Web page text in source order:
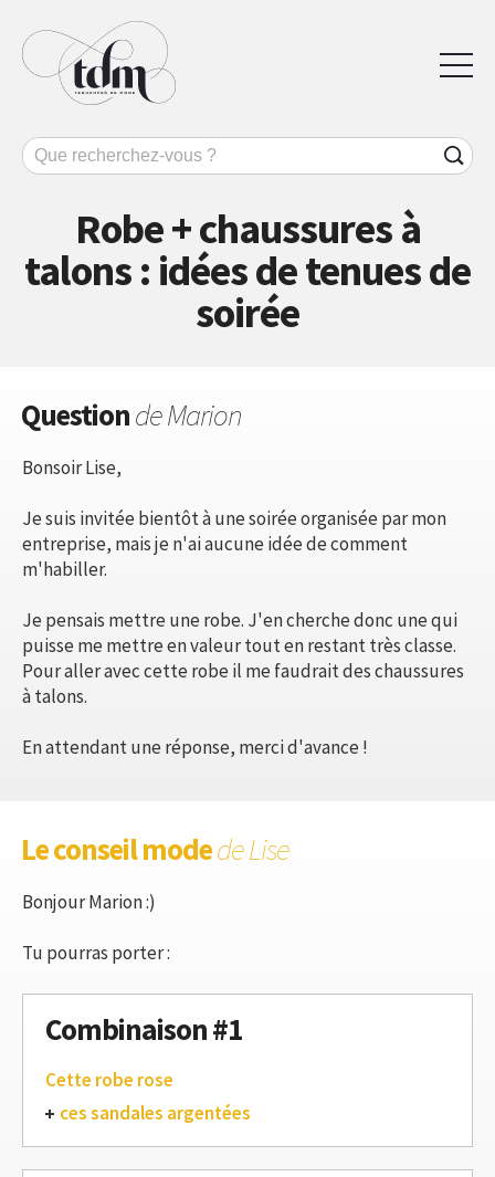
Robe + chaussures à
talons : idées de tenues de
soirée
Questionde Marion
Bonsoir Lise,
Je suis invitée bientôt à une soirée organisée par mon
entreprise, mais je n'ai aucune idée de comment
m'habiller.
Je pensais mettre une robe. J'en cherche donc une qui
puisse me mettre en valeur tout en restant très classe.
Pour aller avec cette robe il me faudrait des chaussures
à talons.
En attendant une réponse, merci d'avance !
Le conseil modede Lise
Bonjour Marion :)
Tu pourras porter :
Combinaison #1
Cette robe rose
ces sandales argentées